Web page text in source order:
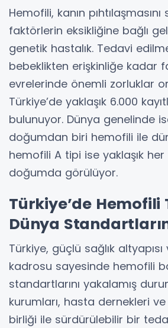
Hemofili, kanın
faktörlerin eksikliğine bağlı
genetik hastalık. Tedavi
bebeklikten erişkinliğe kadar
evrelerinde önemli zorluklar
Türkiye’de yaklaşık 6.000
bulunuyor. Dünya genelinde
doğumdan biri hemofili ile
hemofili A tipi ise yaklaşık
doğumda görülüyor.
Türkiye’de Hemofili
Dünya
Türkiye, güçlü sağlık
kadrosu sayesinde hemofili
standartlarını yakalamış
kurumları, hasta dernekleri
birliği ile sürdürülebilir bir